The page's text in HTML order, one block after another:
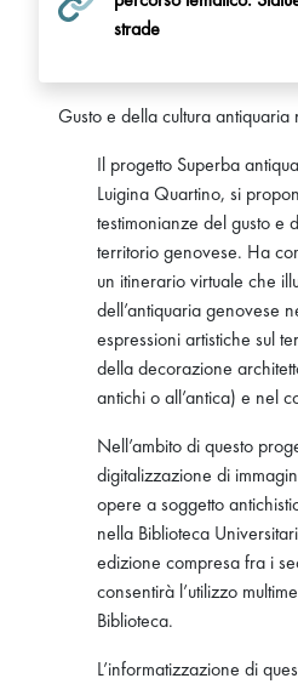
strade
Gusto e della cultura
Il progetto Superba
Luigina Quartino, si
testimonianze del gusto e
territorio genovese. Ha
un itinerario virtuale che
dell’antiquaria genovese
espressioni artistiche sul
della decorazione
antichi o all’antica) e nel
Nell’ambito di questo
digitalizzazione di
opere a soggetto
nella Biblioteca
edizione compresa fra i
consentirà l’utilizzo
Biblioteca.
L’informatizzazione di